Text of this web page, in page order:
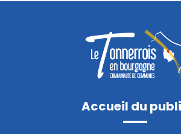
Accueil du